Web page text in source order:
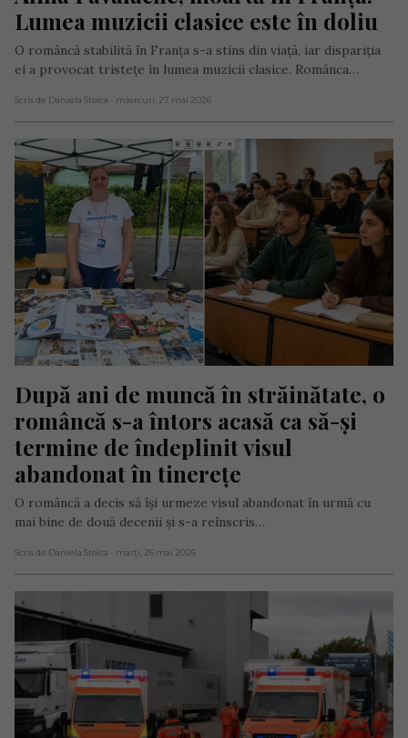
Lumea muzicii clasice este în doliu
O româncă stabilită în Franța s-a stins din viață, iar dispariția
ei a provocat tristețe în lumea muzicii clasice. Românca…
Scris de Daniela Stoica - miercuri, 27 mai 2026
După ani de muncă în străinătate, o
româncă s-a întors acasă ca să-și
termine de îndeplinit visul
abandonat în tinerețe
O româncă a decis să își urmeze visul abandonat în urmă cu
mai bine de două decenii și s-a reînscris…
Scris de Daniela Stoica - marți, 26 mai 2026